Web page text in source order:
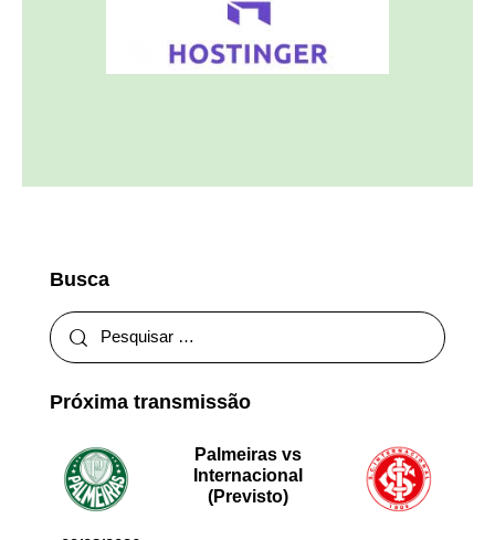
Busca
Próxima transmissão
Palmeiras vs
Internacional
(Previsto)